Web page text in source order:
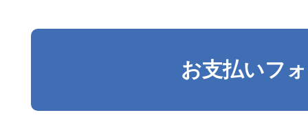
お支払いフ